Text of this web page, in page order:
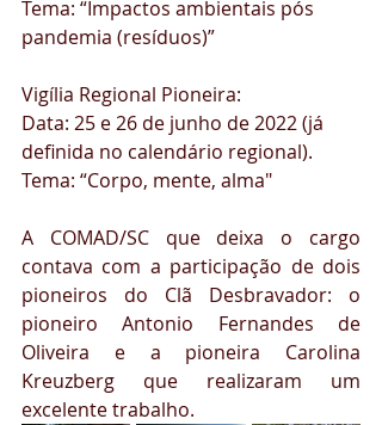
Tema: “Impactos ambientais pós
pandemia (resíduos)”
Vigília Regional Pioneira:
Data: 25 e 26 de junho de 2022 (já
definida no calendário regional).
Tema: “Corpo, mente, alma"
A COMAD/SC que deixa o cargo
contava com a participação de dois
pioneiros do Clã Desbravador: o
pioneiro Antonio Fernandes de
Oliveira e a pioneira Carolina
Kreuzberg que realizaram um
excelente trabalho.